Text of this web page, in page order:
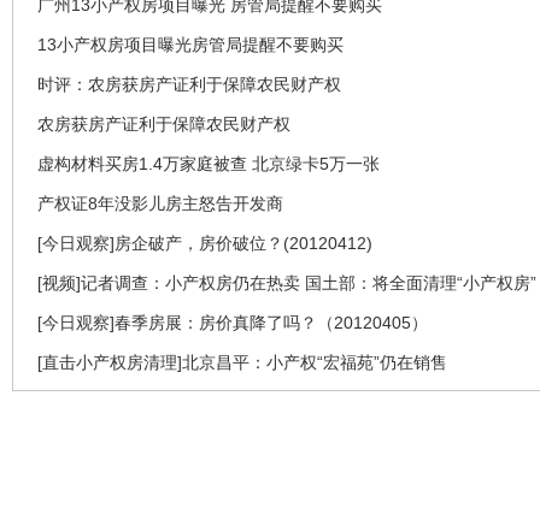
广州13小产权房项目曝光 房管局提醒不要购买
13小产权房项目曝光房管局提醒不要购买
时评：农房获房产证利于保障农民财产权
农房获房产证利于保障农民财产权
虚构材料买房1.4万家庭被查 北京绿卡5万一张
产权证8年没影儿房主怒告开发商
[今日观察]房企破产，房价破位？(20120412)
[视频]记者调查：小产权房仍在热卖 国土部：将全面清理“小产权房”
[今日观察]春季房展：房价真降了吗？（20120405）
[直击小产权房清理]北京昌平：小产权“宏福苑”仍在销售